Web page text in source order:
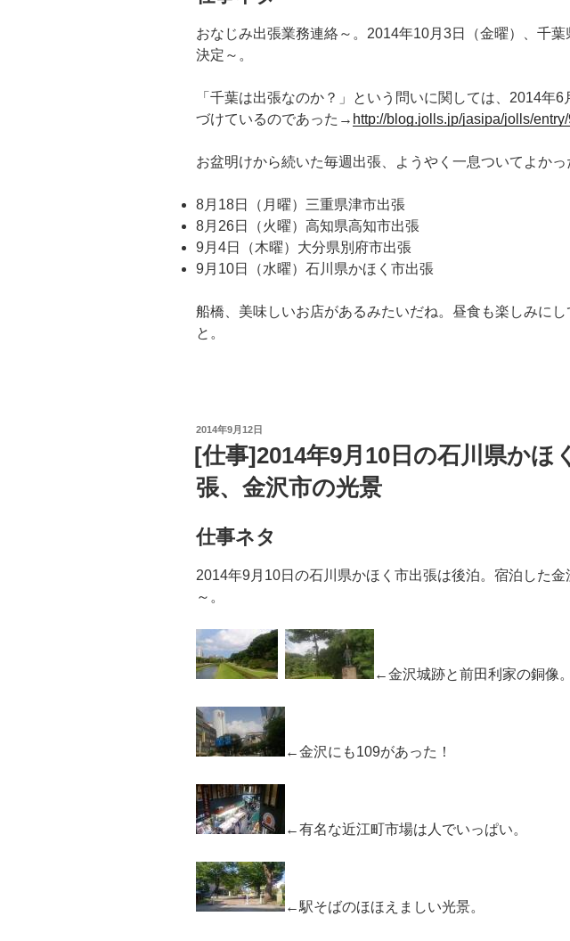
おなじみ出張業務連絡～。2014年10月3日（金曜）、千葉
決定～。
「千葉は出張なのか？」という問いに関しては、2014年6
づけているのであった→ http://blog.jolls.jp/jasipa/jolls/
お盆明けから続いた毎週出張、ようやく一息ついてよかっ
8月18日（月曜）三重県津市出張
8月26日（火曜）高知県高知市出張
9月4日（木曜）大分県別府市出張
9月10日（水曜）石川県かほく市出張
船橋、美味しいお店があるみたいだね。昼食も楽しみにし
と。
投
日:
2014年9月12日
[仕事]2014年9月10日の石川県かほ
張、金沢市の光景
仕事ネタ
2014年9月10日の石川県かほく市出張は後泊。宿泊した金
～。
←金沢城跡と前田利家の銅像。
←金沢にも109があった！
←有名な近江町市場は人でいっぱい。
←駅そばのほほえましい光景。